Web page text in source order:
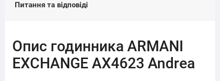
Питання та відповіді
Опис годинника ARMANI
EXCHANGE AX4623 Andrea